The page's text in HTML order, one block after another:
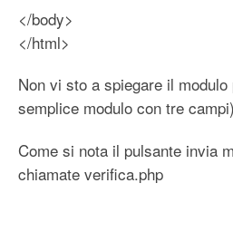
</body>
</html>
Non vi sto a spiegare il
semplice modulo con tre campi)
Come si nota il pulsante invia
chiamate verifica.php